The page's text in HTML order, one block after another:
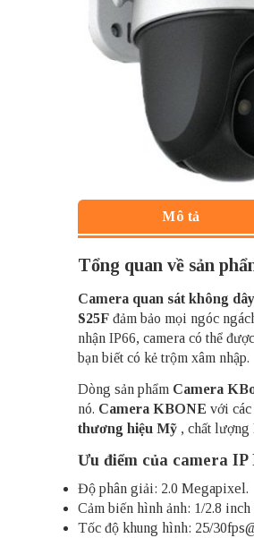
Mô tả
Tổng quan về sản
Camera quan sát không
S25F đảm bảo mọi ngóc
nhận IP66, camera có thể
bạn biết có kẻ trộm xâm nhập.
Dòng sản phẩm Camera
nó. Camera KBONE với các
thương hiệu Mỹ , chất lượng
Ưu điểm của camera IP
Độ phân giải: 2.0 Megapixel.
Cảm biến hình ảnh: 1/2.8
Tốc độ khung hình: 25/